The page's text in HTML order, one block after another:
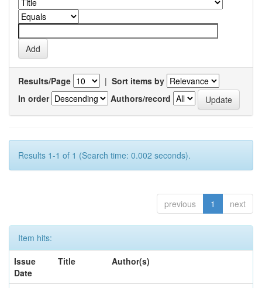
Results/Page | Sort items by
In order
Authors/record
Results 1-1 of 1 (Search time: 0.002 seconds).
previous 1 next
Item hits:
Issue
Date
Title Author(s)